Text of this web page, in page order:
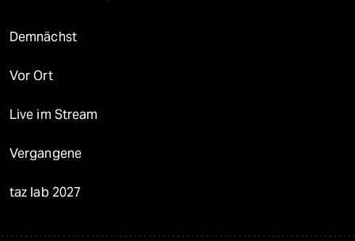
Demnächst
Vor Ort
Live im Stream
Vergangene
taz lab 2027